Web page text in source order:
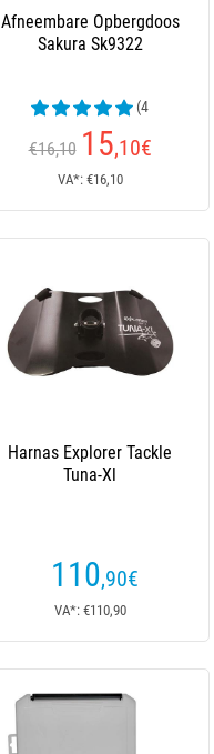
Afneembare Opbergdoos
Sakura Sk9322
(4
beoordelingen)
€16,10 15,10€
VA*: €16,10
Harnas Explorer Tackle
Tuna-Xl
110,90€
VA*: €110,90